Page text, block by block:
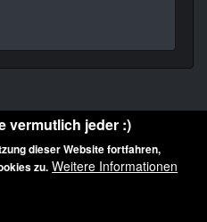
© 2010-2026 der Film Noir de. Alle
vermutlich jeder :)
dieser Website fortfahren,
zu. Weitere Informationen